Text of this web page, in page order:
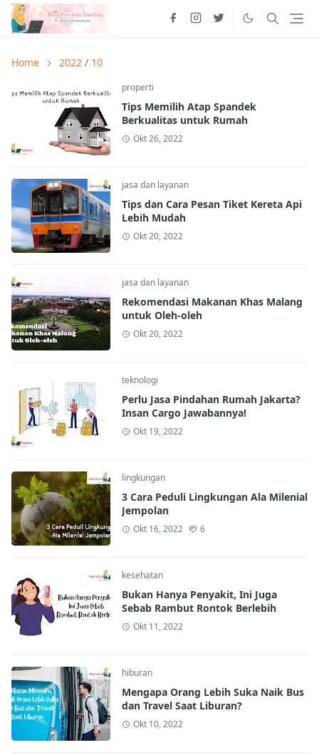
Home 2022 / 10
properti
Tips Memilih Atap Spandek
Berkualitas untuk Rumah
Okt 26, 2022
jasa dan layanan
Tips dan Cara Pesan Tiket Kereta Api
Lebih Mudah
Okt 20, 2022
jasa dan layanan
Rekomendasi Makanan Khas Malang
untuk Oleh-oleh
Okt 20, 2022
teknologi
Perlu Jasa Pindahan Rumah Jakarta?
Insan Cargo Jawabannya!
Okt 19, 2022
lingkungan
3 Cara Peduli Lingkungan Ala Milenial
Jempolan
Okt 16, 2022 6
kesehatan
Bukan Hanya Penyakit, Ini Juga
Sebab Rambut Rontok Berlebih
Okt 11, 2022
hiburan
Mengapa Orang Lebih Suka Naik Bus
dan Travel Saat Liburan?
Okt 10, 2022